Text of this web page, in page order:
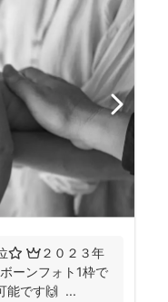
⭐️ 👑２０２３年
ーンフォト1枠で
能です🙌 ...